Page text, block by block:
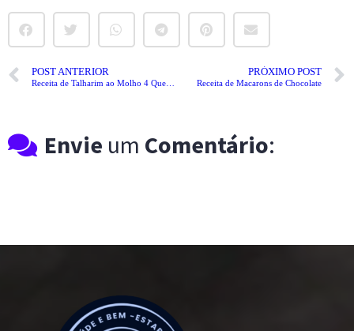
POST ANTERIOR PRÓXIMO POST
Receita de Macarons de Chocolate
Envie um Comentário: